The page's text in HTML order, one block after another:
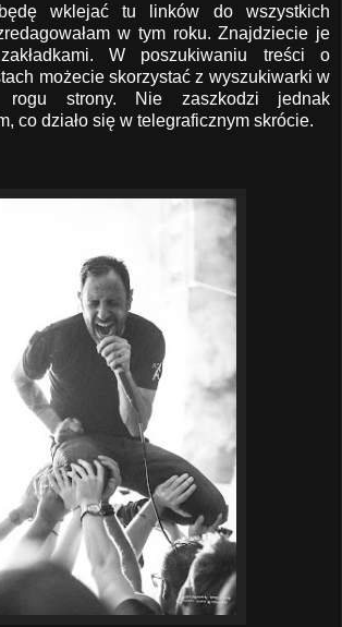
wklejać tu linków do wszystkich
w tym roku. Znajdziecie je
W poszukiwaniu treści o
możecie skorzystać z wyszukiwarki w
rogu strony. Nie zaszkodzi jednak
co działo się w telegraficznym skrócie.